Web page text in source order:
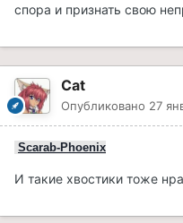
спора и признать свою
Cat
Опубликовано 27
Scarab-Phoenix
И такие хвостики тоже